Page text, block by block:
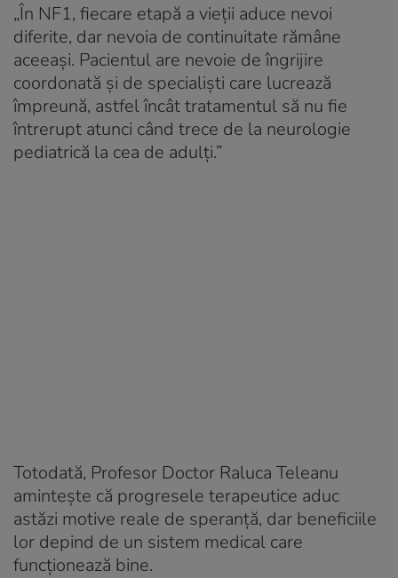
„În NF1, fiecare etapă a vieții aduce nevoi
diferite, dar nevoia de continuitate rămâne
aceeași. Pacientul are nevoie de îngrijire
coordonată și de specialiști care lucrează
împreună, astfel încât tratamentul să nu fie
întrerupt atunci când trece de la neurologie
pediatrică la cea de adulți.”
Totodată, Profesor Doctor Raluca Teleanu
amintește că progresele terapeutice aduc
astăzi motive reale de speranță, dar beneficiile
lor depind de un sistem medical care
funcționează bine.